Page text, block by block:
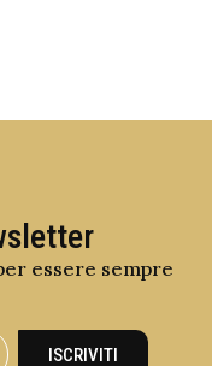
essere sempre
ISCRIVITI